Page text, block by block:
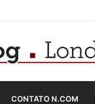
CONTATO N.COM